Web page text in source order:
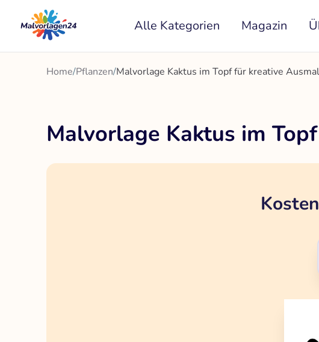
Inhalt
springen
Alle Kategorien Magazin
Home/Pflanzen/Malvorlage Kaktus im Topf für kreative
Malvorlage Kaktus im